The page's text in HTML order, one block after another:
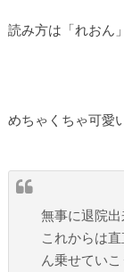
読み方は「れおん
めちゃくちゃ可愛
無事に退院出
これからは
ん乗せてい